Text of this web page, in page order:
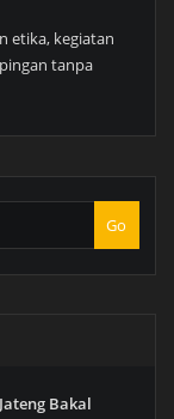
etika, kegiatan
tanpa
Go
Bakal